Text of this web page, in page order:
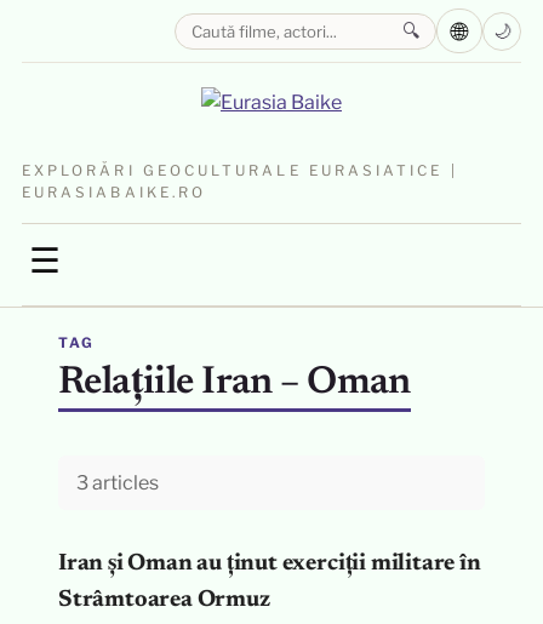
EXPLORĂRI GEOCULTURALE EURASIATICE |
EURASIABAIKE.RO
☰
🔍 🌐 🌙
TAG
Relațiile Iran – Oman
3 articles
Iran și Oman au ținut exerciții militare în
Strâmtoarea Ormuz